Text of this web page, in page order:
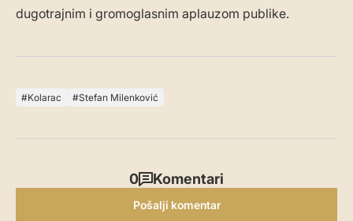
dugotrajnim i gromoglasnim aplauzom publike.
Kolarac Stefan Milenković
0 Komentari
Pošalji komentar